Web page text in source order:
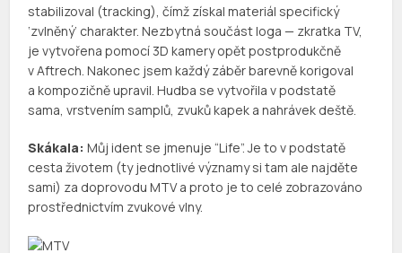
stabilizoval (tracking), čímž získal materiál specifický
‘zvlněný’ charakter. Nezbytná součást loga — zkratka TV,
je vytvořena pomocí 3D kamery opět postprodukčně
v Aftrech. Nakonec jsem každý záběr barevně korigoval
a kompozičně upravil. Hudba se vytvořila v podstatě
sama, vrstvením samplů, zvuků kapek a nahrávek deště.
Skákala: Můj ident se jmenuje “Life”. Je to v podstatě
cesta životem (ty jednotlivé významy si tam ale najděte
sami) za doprovodu MTV a proto je to celé zobrazováno
prostřednictvím zvukové vlny.